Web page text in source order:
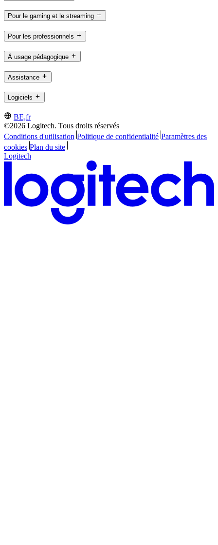
Pour le gaming et le streaming
Pour les professionnels
À usage pédagogique
Assistance
Logiciels
BE,fr
©2026 Logitech. Tous droits réservés
Conditions d'utilisation Politique de confidentialité Paramètres des
cookies Plan du site
Logitech